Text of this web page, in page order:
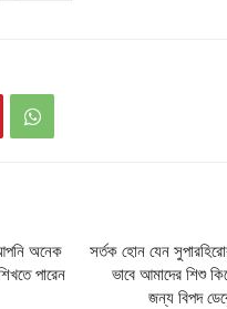
অনেক
পারেন
সর্তক হোন যেন
ভাবে আমাদের শিশু
জন্য বিপদ